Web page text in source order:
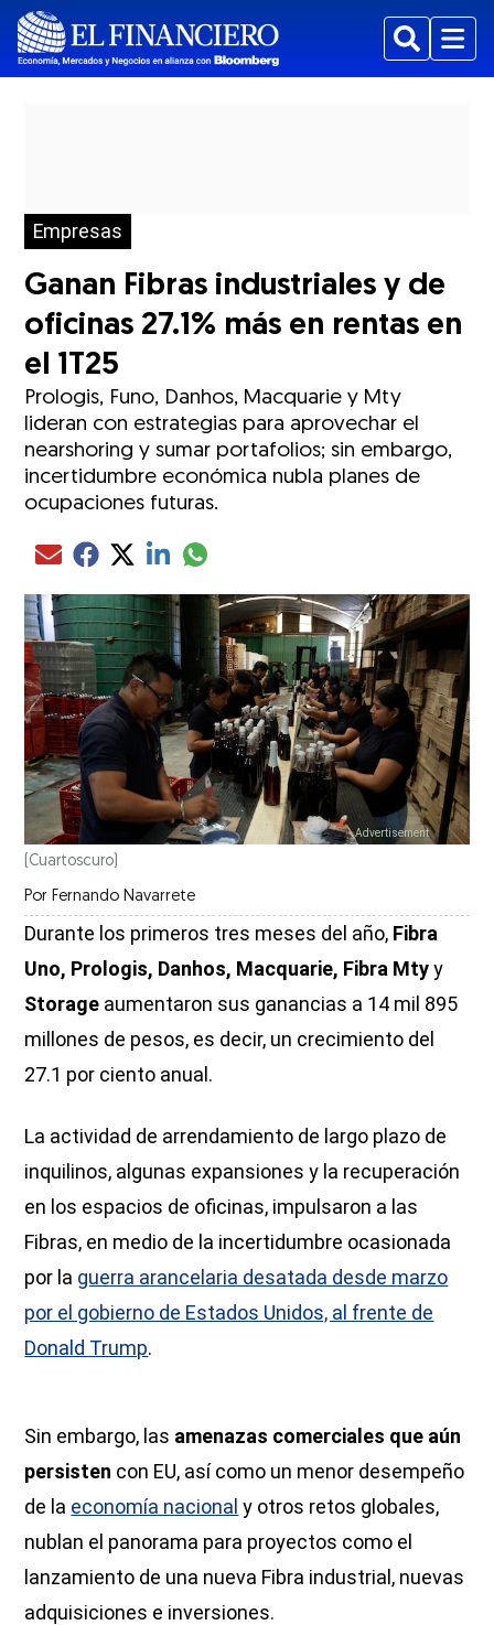
BuscarMenu
Empresas
Ganan Fibras industriales y de
oficinas 27.1% más en rentas en
el 1T25
Prologis, Funo, Danhos, Macquarie y Mty
lideran con estrategias para aprovechar el
nearshoring y sumar portafolios; sin embargo,
incertidumbre económica nubla planes de
ocupaciones futuras.
Compartir el artículo actual mediante Email
Compartir el artículo actual mediante Facebook
Compartir el artículo actual mediante Twitter
Compartir el artículo actual mediante LinkedIn
Compartir el artículo actual mediante
(Cuartoscuro)
Por Fernando Navarrete
Durante los primeros tres meses del año, Fibra
Uno, Prologis, Danhos, Macquarie, Fibra Mtyy
Storage aumentaron sus ganancias a 14 mil 895
millones de pesos, es decir, un crecimiento del
27.1 por ciento anual.
La actividad de arrendamiento de largo plazo de
inquilinos, algunas expansiones y la recuperación
en los espacios de oficinas, impulsaron a las
Fibras, en medio de la incertidumbre ocasionada
por la guerra arancelaria desatada desde marzo
por el gobierno de Estados Unidos, al frente de
Donald Trump.
Sin embargo, las amenazas comerciales que aún
persisten con EU, así como un menor desempeño
de la economía nacional y otros retos globales,
nublan el panorama para proyectos como el
lanzamiento de una nueva Fibra industrial, nuevas
adquisiciones e inversiones.